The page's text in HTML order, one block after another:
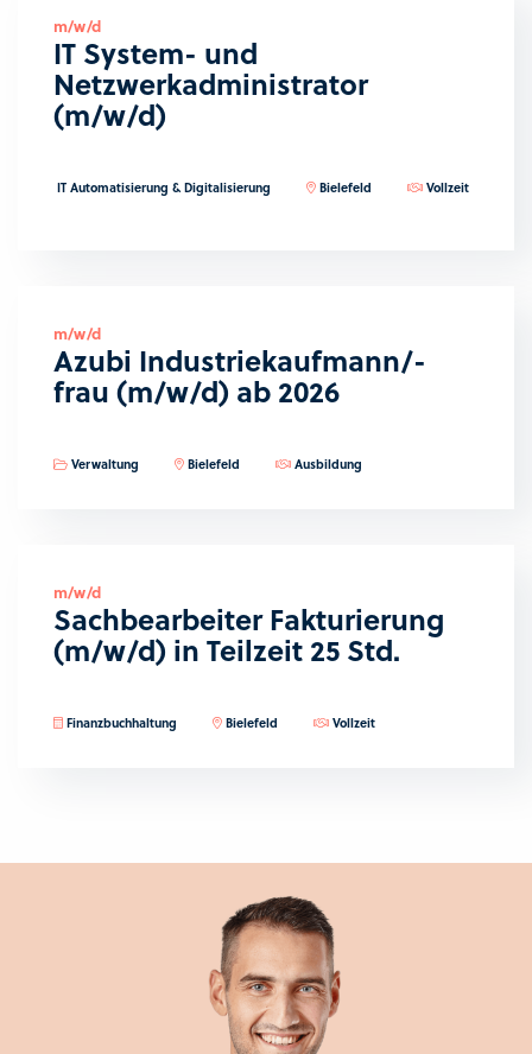
m/w/d
IT System- und
Netzwerkadministrator
(m/w/d)
IT Automatisierung & Digitalisierung Bielefeld Vollzeit
m/w/d
Azubi Industriekaufmann/-
frau (m/w/d) ab 2026
Verwaltung Bielefeld Ausbildung
m/w/d
Sachbearbeiter Fakturierung
(m/w/d) in Teilzeit 25 Std.
Finanzbuchhaltung Bielefeld Vollzeit